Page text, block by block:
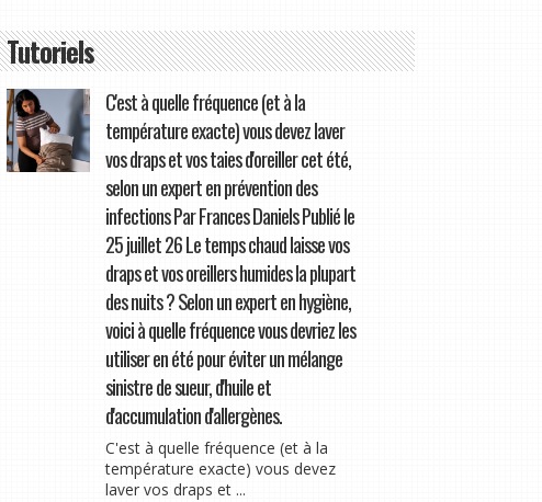
Tutoriels
C'est à quelle fréquence (et à la
température exacte) vous devez laver
vos draps et vos taies d'oreiller cet été,
selon un expert en prévention des
infections Par Frances Daniels Publié le
25 juillet 26 Le temps chaud laisse vos
draps et vos oreillers humides la plupart
des nuits ? Selon un expert en hygiène,
voici à quelle fréquence vous devriez les
utiliser en été pour éviter un mélange
sinistre de sueur, d'huile et
d'accumulation d'allergènes.
C'est à quelle fréquence (et à la
température exacte) vous devez
laver vos draps et ...